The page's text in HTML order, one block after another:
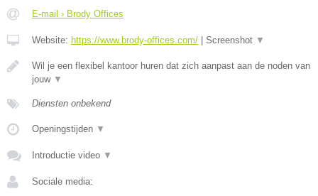
E-mail › Brody Offices
Website: https://www.brody-offices.com/ Screenshot ▼
Wil je een flexibel kantoor huren dat zich aanpast aan de noden van
jouw ▼
Diensten onbekend
Openingstijden ▼
Introductie video ▼
Sociale media: